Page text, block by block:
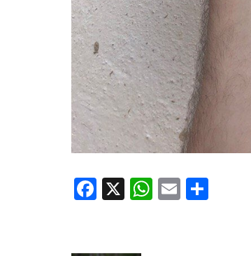
Facebook
X WhatsApp
Email